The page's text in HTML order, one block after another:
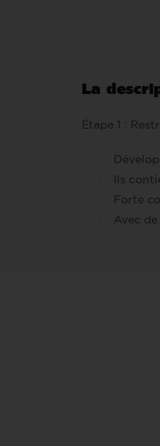
La
Étape 1 :
Ils
Forte
Avec